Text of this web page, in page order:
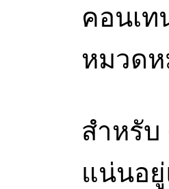
คอนเ
หมวด
สำหรับ
แน่นอยู่